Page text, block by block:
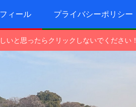
ィール プライバシーポリシー
と思ったらクリックしないでください！